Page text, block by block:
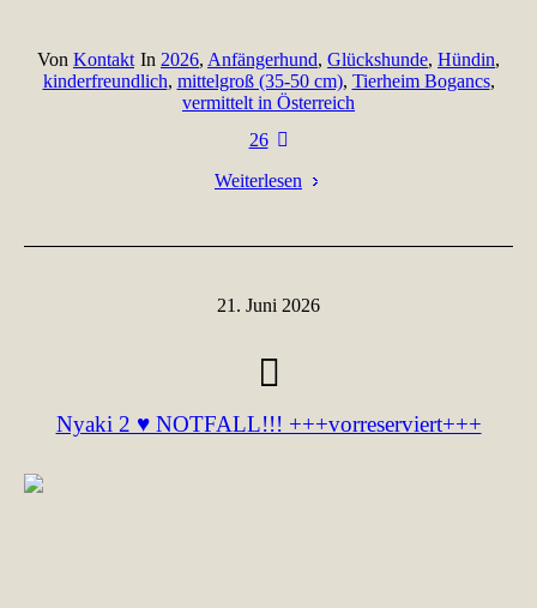
Von Kontakt In 2026, Anfängerhund, Glückshunde, Hündin,
kinderfreundlich, mittelgroß (35-50 cm), Tierheim Bogancs,
vermittelt in Österreich
26
Weiterlesen
21. Juni 2026
Nyaki 2 ♥ NOTFALL!!! +++vorreserviert+++